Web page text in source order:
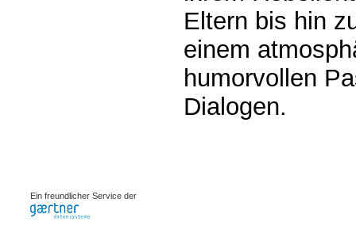
Eltern bis hin
einem
humorvollen
Dialogen.
Ein freundlicher Service der